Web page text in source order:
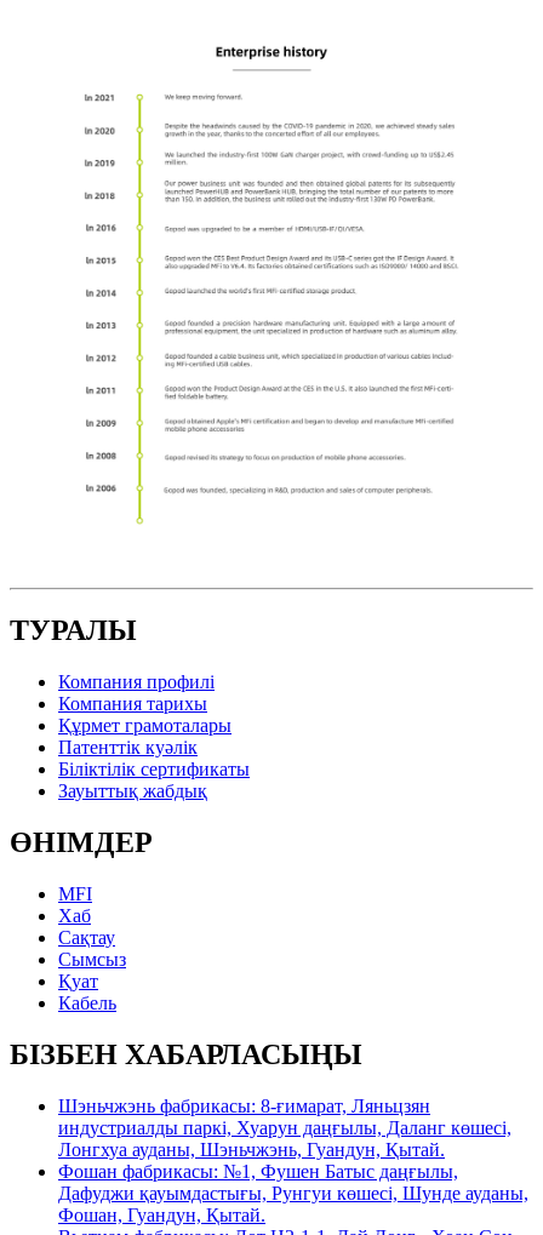
ТУРАЛЫ
Компания профилі
Компания тарихы
Құрмет грамоталары
Патенттік куәлік
Біліктілік сертификаты
Зауыттық жабдық
ӨНІМДЕР
MFI
Хаб
Сақтау
Сымсыз
Қуат
Кабель
БІЗБЕН ХАБАРЛАСЫҢЫ
Шэньчжэнь фабрикасы: 8-ғимарат, Ляньцзян
индустриалды паркі, Хуарун даңғылы, Даланг көшесі,
Лонгхуа ауданы, Шэньчжэнь, Гуандун, Қытай.
Фошан фабрикасы: №1, Фушен Батыс даңғылы,
Дафуджи қауымдастығы, Рунгуи көшесі, Шунде ауданы,
Фошан, Гуандун, Қытай.